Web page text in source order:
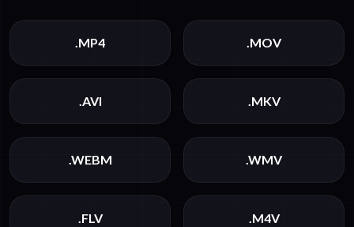
.MP4 .MOV
.AVI .MKV
.WEBM .WMV
.FLV .M4V